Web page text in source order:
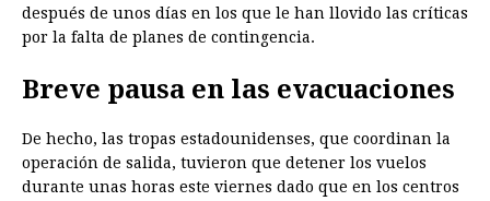
después de unos días en los que le han llovido las críticas
por la falta de planes de contingencia.
Breve pausa en las evacuaciones
De hecho, las tropas estadounidenses, que coordinan la
operación de salida, tuvieron que detener los vuelos
durante unas horas este viernes dado que en los centros